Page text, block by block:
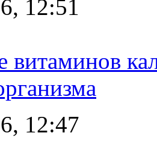
12:51
витаминов
12:47